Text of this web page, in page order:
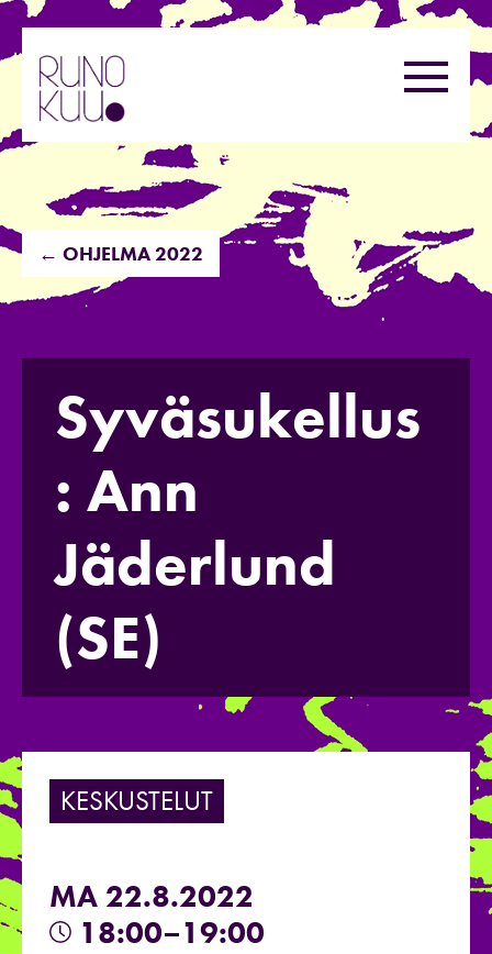
sisältöön
← OHJELMA 2022
Syväsukellus
: Ann
Jäderlund
(SE)
KESKUSTELUT
MA 22.8.2022
18:00–19:00